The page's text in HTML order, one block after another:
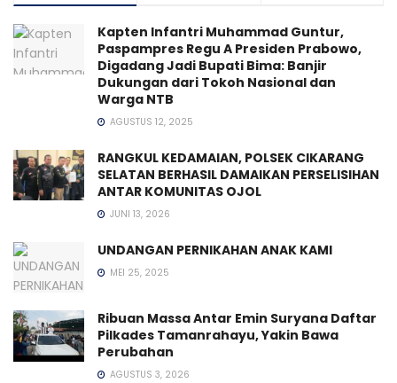
Kapten Infantri Muhammad Guntur,
Paspampres Regu A Presiden Prabowo,
Digadang Jadi Bupati Bima: Banjir
Dukungan dari Tokoh Nasional dan
Warga NTB
AGUSTUS 12, 2025
RANGKUL KEDAMAIAN, POLSEK CIKARANG
SELATAN BERHASIL DAMAIKAN PERSELISIHAN
ANTAR KOMUNITAS OJOL
JUNI 13, 2026
UNDANGAN PERNIKAHAN ANAK KAMI
MEI 25, 2025
Ribuan Massa Antar Emin Suryana Daftar
Pilkades Tamanrahayu, Yakin Bawa
Perubahan
AGUSTUS 3, 2026